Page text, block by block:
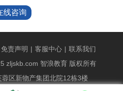
线咨询
免责声明 | 客服中心 | 联系我们
zljskb.com 智浪教育 版权所有
区新物产集团北院12栋3楼